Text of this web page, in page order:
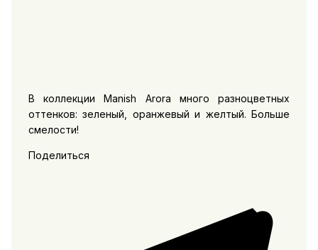
В коллекции Manish Arora много разноцветных
оттенков: зеленый, оранжевый и желтый. Больше
смелости!
Поделиться